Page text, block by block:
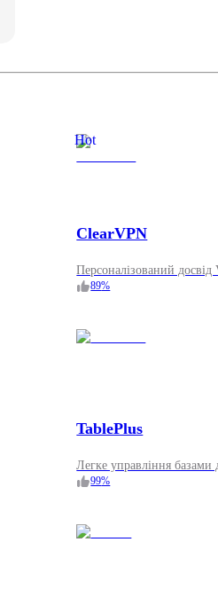
Hot
ClearVPN
Персоналізований досвід
89%
TablePlus
Легке управління базами
99%